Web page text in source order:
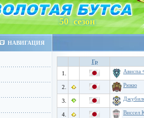
50 сезон
НАВИГАЦИЯ
Гр
1.
Ависпа
2. Рюкю
3.
4. Виссел